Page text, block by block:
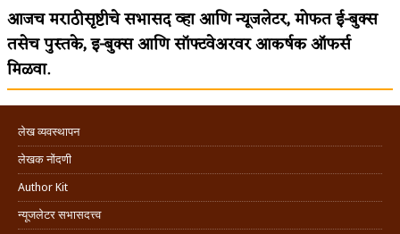
आजच मराठीसृष्टीचे सभासद व्हा आणि न्यूजलेटर, मोफत ई-बुक्स
तसेच पुस्तके, इ-बुक्स आणि सॉफ्टवेअरवर आकर्षक ऑफर्स
मिळवा.
लेख व्यवस्थापन
लेखक नोंदणी
Author Kit
न्यूजलेटर सभासदत्त्व